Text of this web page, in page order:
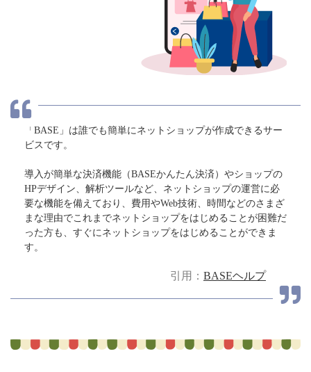
「BASE」は誰でも簡単にネットショップが作成できるサー
ビスです。
導入が簡単な決済機能（BASEかんたん決済）やショップの
HPデザイン、解析ツールなど、ネットショップの運営に必
要な機能を備えており、費用やWeb技術、時間などのさまざ
まな理由でこれまでネットショップをはじめることが困難だ
った方も、すぐにネットショップをはじめることができま
す。
引用： BASEヘルプ